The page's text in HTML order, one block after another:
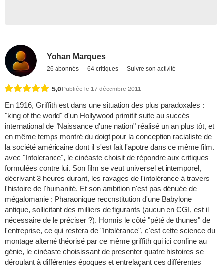
Yohan Marques
26 abonnés 64 critiques Suivre son activité
5,0 Publiée le 17 décembre 2011
En 1916, Griffith est dans une situation des plus paradoxales :
"king of the world" d'un Hollywood primitif suite au succés
international de "Naissance d'une nation" réalisé un an plus tôt, et
en même temps montré du doigt pour la conception racialiste de
la société américaine dont il s'est fait l'apotre dans ce même film.
avec "Intolerance", le cinéaste choisit de répondre aux critiques
formulées contre lui. Son film se veut universel et intemporel,
décrivant 3 heures durant, les ravages de l'intolérance à travers
l'histoire de l'humanité. Et son ambition n'est pas dénuée de
mégalomanie : Pharaonique reconstitution d'une Babylone
antique, sollicitant des milliers de figurants (aucun en CGI, est il
nécessaire de le préciser ?). Hormis le côté "pété de thunes" de
l'entreprise, ce qui restera de "Intolérance", c'est cette science du
montage alterné théorisé par ce même griffith qui ici confine au
génie, le cinéaste choisissant de presenter quatre histoires se
déroulant à différentes époques et entrelaçant ces différentes